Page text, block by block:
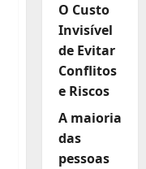
O Custo
Invisível
de Evitar
Conflitos
e Riscos
A maioria
das
pessoas